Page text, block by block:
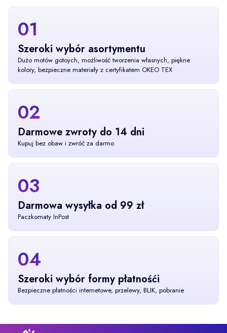
01
Szeroki wybór asortymentu
Dużo motów gotoych, możliwość tworzenia własnych, piękne
kolory, bezpieczne materiały z certyfikatem OKEO TEX
02
Darmowe zwroty do 14 dni
Kupuj bez obaw i zwróć za darmo
03
Darmowa wysyłka od 99 zł
Paczkomaty InPost
04
Szeroki wybór formy płatnośći
Bezpieczne płatności internetowe, przelewy, BLIK, pobranie